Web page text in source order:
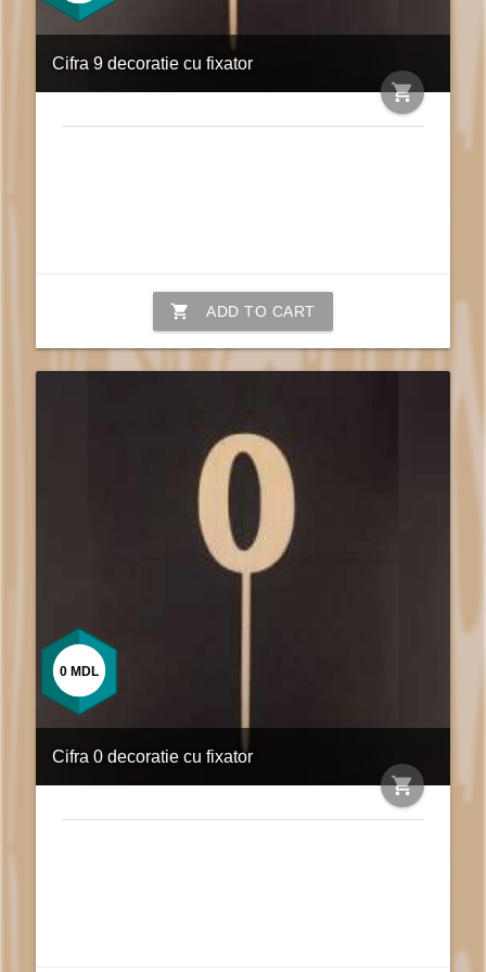
Cifra 9 decoratie cu fixator
shopping_cart
shopping_cart ADD TO CART
Cifra 0 decoratie cu fixator
shopping_cart
0 MDL